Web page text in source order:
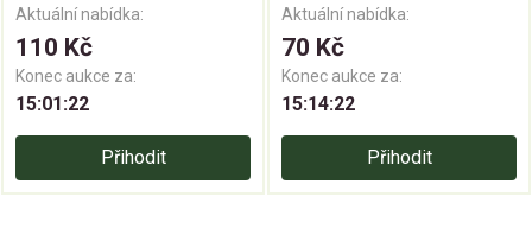
Aktuální nabídka:
110 Kč
Konec aukce za:
15:01:21
Přihodit
Aktuální nabídka:
70 Kč
Konec aukce za:
15:14:21
Přihodit